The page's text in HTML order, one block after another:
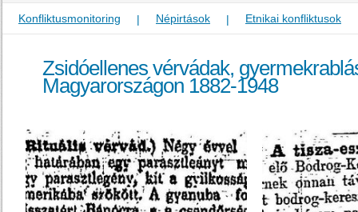
Konfliktusmonitoring | Népirtások | Etnikai konfliktusok
Zsidóellenes vérvádak,
Magyarországon 1882-1948